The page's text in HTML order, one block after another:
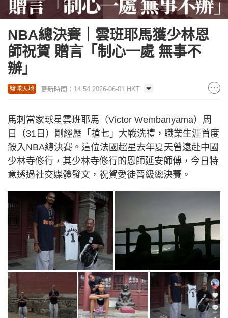
NBA總決賽｜雲班耶馬獲少林恩
師祝賀 贈言「制心一處 無事不
辦」
籃球天地 更新時間：14:54 2026-06-01 HKT
馬刺當家球星雲班耶馬（Victor Wembanyama）周
日（31日）剛經歷「搶七」大戰洗禮，職業生涯首度
殺入NBA總決賽。這位法國超星去年夏天曾遠赴中國
少林寺修行，其少林寺修行的恩師延安師傅，今日特
意透過社交媒體發文，祝賀愛徒晉級總決賽。